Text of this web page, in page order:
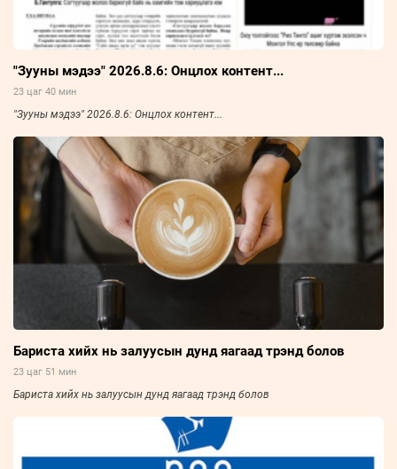
"Зууны мэдээ" 2026.8.6: Онцлох контент...
23 цаг 40 мин
"Зууны мэдээ" 2026.8.6: Онцлох контент...
Бариста хийх нь залуусын дунд яагаад трэнд болов
23 цаг 51 мин
Бариста хийх нь залуусын дунд яагаад трэнд болов